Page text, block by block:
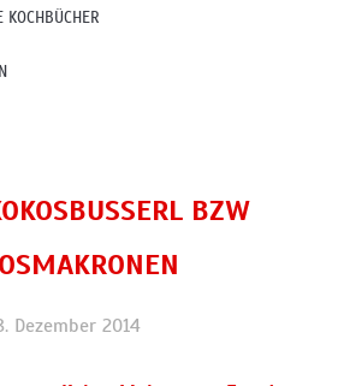
KOCHBÜCHER
BZW
Dezember 2014